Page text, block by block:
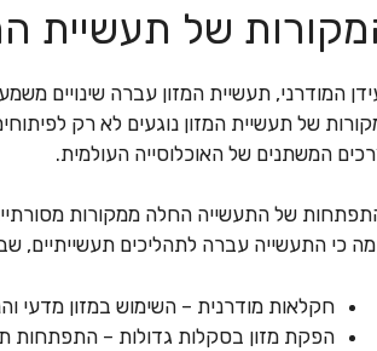
של תעשיית
המודרני, תעשיית המזון עברה שינויים
של תעשיית המזון נוגעים לא רק
המשתנים של האוכלוסייה העולמית.
של התעשייה החלה ממקורות
כי התעשייה עברה לתהליכים תעשייתיים,
חקלאות מודרנית – השימוש במזון מדעי
הפקת מזון בסקלות גדולות – התפתחות